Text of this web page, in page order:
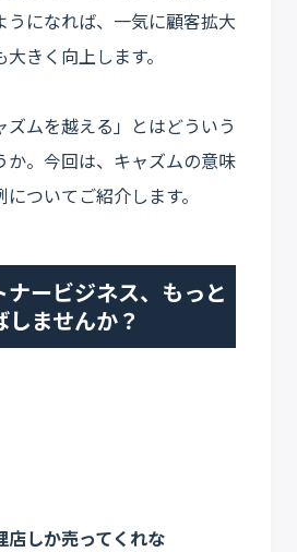
うになれば、一気に顧客拡大
きく向上します。
ズムを越える」とはどういう
か。今回は、キャズムの意味
ついてご紹介します。
ービジネス、もっと
しませんか？
店しか売ってくれな